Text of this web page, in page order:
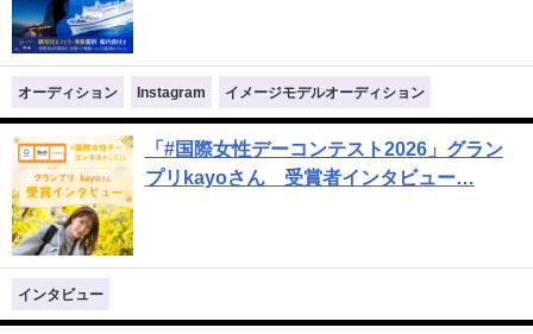
オーディション Instagram イメージモデルオーディション
「#国際女性デーコンテスト2026」グラン
プリkayoさん 受賞者インタビュー…
インタビュー